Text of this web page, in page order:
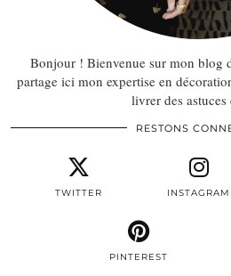
Bonjour ! Bienvenue sur mon blog
partage ici mon expertise en
livrer des astuces
RESTONS
TWITTER INSTAGRAM
PINTEREST